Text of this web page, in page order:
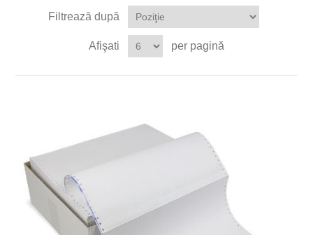
Filtrează după
Afişati per pagină